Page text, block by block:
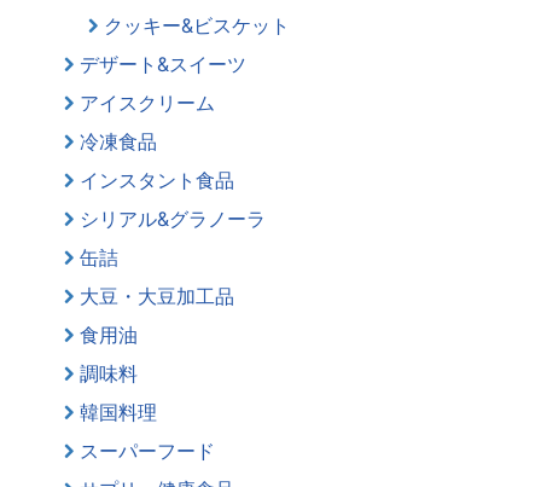
クッキー&ビスケット
デザート&スイーツ
アイスクリーム
冷凍食品
インスタント食品
シリアル&グラノーラ
缶詰
大豆・大豆加工品
食用油
調味料
韓国料理
スーパーフード